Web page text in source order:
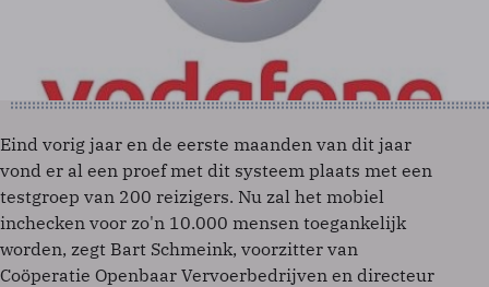
Eind vorig jaar en de eerste maanden van dit jaar
vond er al een proef met dit systeem plaats met een
testgroep van 200 reizigers. Nu zal het mobiel
inchecken voor zo'n 10.000 mensen toegankelijk
worden, zegt Bart Schmeink, voorzitter van
Coöperatie Openbaar Vervoerbedrijven en directeur